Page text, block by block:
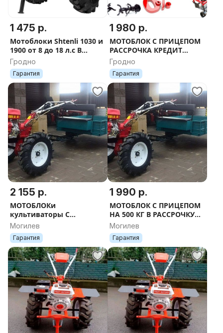
1 475 р.
Мотоблоки Shtenli 1030 и
1900 от 8 до 18 л.с В
ПОДАРОК БЕНЗОПИЛА
или БЕНЗОКОСА
Гродно
Гарантия
1 980 р.
МОТОБЛОК С ПРИЦЕПОМ
РАССРОЧКА КРЕДИТ
ЛИЗИНГ ДОСТАВКА ПО
БЕЛАРУСИ
Гродно
Гарантия
2 155 р.
МОТОБЛОКи
культиваторы С
ПРИЦЕПОМ В РАССРОЧКУ
БЕЗ БАНКА КРЕДИТ
ДОСТАВКА В ЛЮБУЮ
ТОЧКУ БЕЛАРУСИ
Могилев
Гарантия
1 990 р.
МОТОБЛОК С ПРИЦЕПОМ
НА 500 КГ В РАССРОЧКУ
КРЕДИТ ДОСТАВКА В
ЛЮБУЮ ТОЧКУ БЕЛАРУСИ
Могилев
Гарантия